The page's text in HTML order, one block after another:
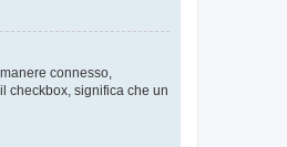
connesso,
checkbox, significa che un